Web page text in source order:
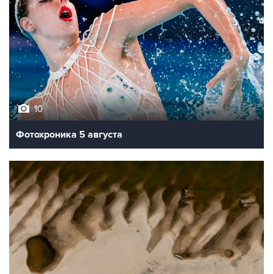
10
Фотохроника 5 августа